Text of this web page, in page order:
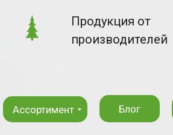
Ассортимент Блог
Продукция от
производителей